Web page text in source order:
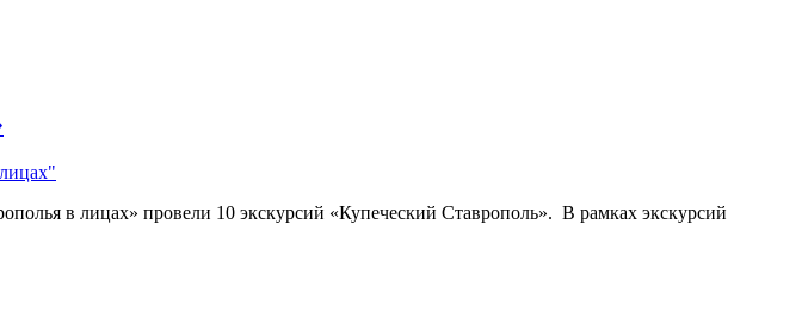
в лицах» провели 10 экскурсий «Купеческий Ставрополь». В рамках экскурсий